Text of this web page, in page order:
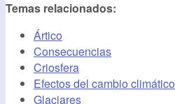
Temas relacionados:
Ártico
Consecuencias
Criosfera
Efectos del cambio climático
Glaciares